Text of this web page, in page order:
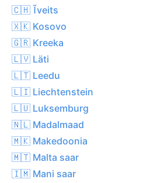
🇨🇭 Ĩveits
🇽🇰 Kosovo
🇬🇷 Kreeka
🇱🇻 Läti
🇱🇹 Leedu
🇱🇮 Liechtenstein
🇱🇺 Luksemburg
🇳🇱 Madalmaad
🇲🇰 Makedoonia
🇲🇹 Malta saar
🇮🇲 Mani saar